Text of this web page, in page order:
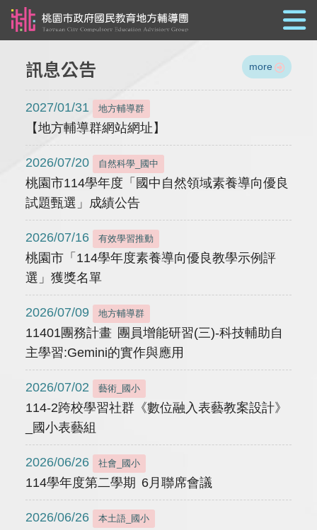
訊息公告 more
2027/01/31 地方輔導群
【地方輔導群網站網址】
2026/07/20 自然科學_國中
桃園市114學年度「國中自然領域素養導向優良
試題甄選」成績公告
2026/07/16 有效學習推動
桃園市「114學年度素養導向優良教學示例評
選」獲獎名單
2026/07/09 地方輔導群
11401團務計畫 團員增能研習(三)-科技輔助自
主學習:Gemini的實作與應用
2026/07/02 藝術_國小
114-2跨校學習社群《數位融入表藝教案設計》
_國小表藝組
2026/06/26 社會_國小
114學年度第二學期 6月聯席會議
2026/06/26 本土語_國小